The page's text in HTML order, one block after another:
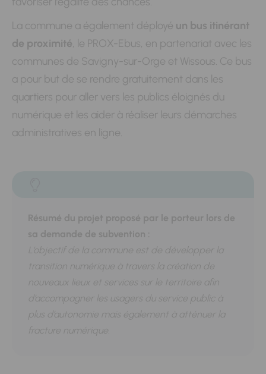
La commune a également déployé un bus itinérant
de proximité, le PROX-Ebus, en partenariat avec les
communes de Savigny-sur-Orge et Wissous. Ce bus
a pour but de se rendre gratuitement dans les
quartiers pour aller vers les publics éloignés du
numérique et les aider à réaliser leurs démarches
administratives en ligne.
Résumé du projet proposé par le porteur lors de
sa demande de subvention :
L’objectif de la commune est de développer la
transition numérique à travers la création de
nouveaux lieux et services sur le territoire afin
d’accompagner les usagers du service public à
plus d’autonomie mais également à atténuer la
fracture numérique.